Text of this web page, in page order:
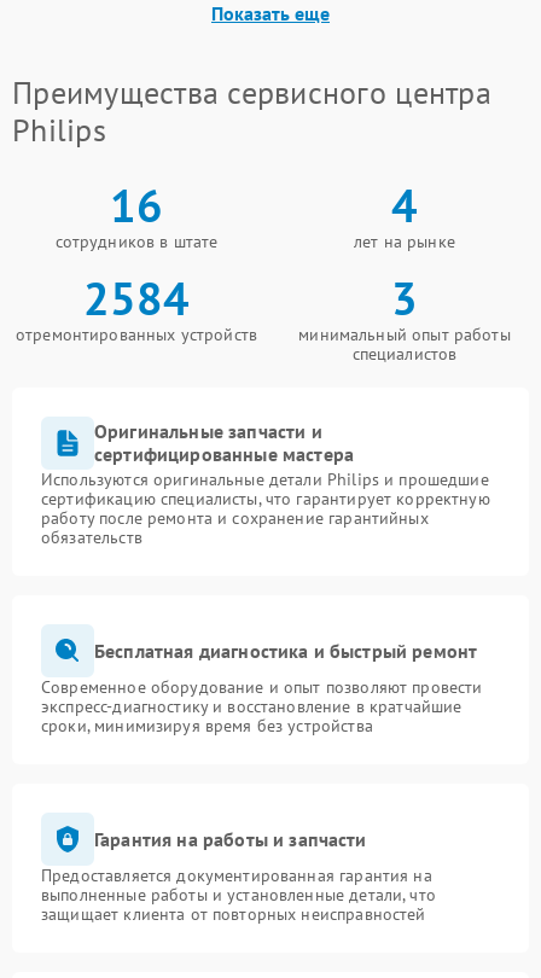
Показать еще
Преимущества сервисного центра
Philips
16
сотрудников в штате
4
лет на рынке
2584
отремонтированных устройств
3
минимальный опыт работы
специалистов
Оригинальные запчасти и
сертифицированные мастера
Используются оригинальные детали Philips и прошедшие
сертификацию специалисты, что гарантирует корректную
работу после ремонта и сохранение гарантийных
обязательств
Бесплатная диагностика и быстрый ремонт
Современное оборудование и опыт позволяют провести
экспресс-диагностику и восстановление в кратчайшие
сроки, минимизируя время без устройства
Гарантия на работы и запчасти
Предоставляется документированная гарантия на
выполненные работы и установленные детали, что
защищает клиента от повторных неисправностей